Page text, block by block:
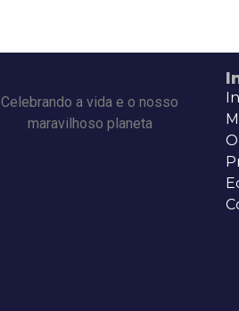
Celebrando a vida e o nosso
maravilhoso planeta